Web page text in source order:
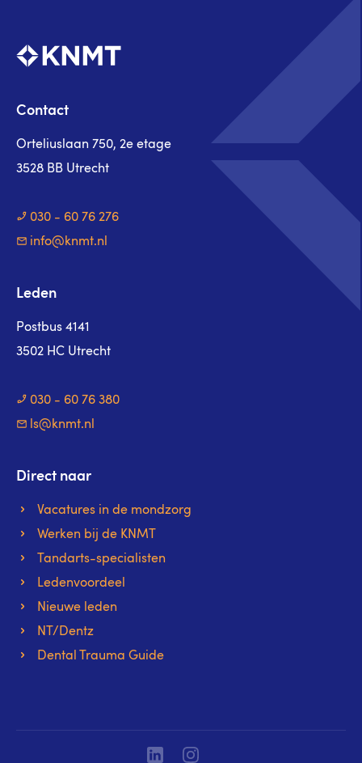
Contact
Orteliuslaan 750, 2e etage
3528 BB Utrecht
030 - 60 76 276
info@knmt.nl
Leden
Postbus 4141
3502 HC Utrecht
030 - 60 76 380
ls@knmt.nl
Direct naar
Vacatures in de mondzorg
Werken bij de KNMT
Tandarts-specialisten
Ledenvoordeel
Nieuwe leden
NT/Dentz
Dental Trauma Guide
Linkedin